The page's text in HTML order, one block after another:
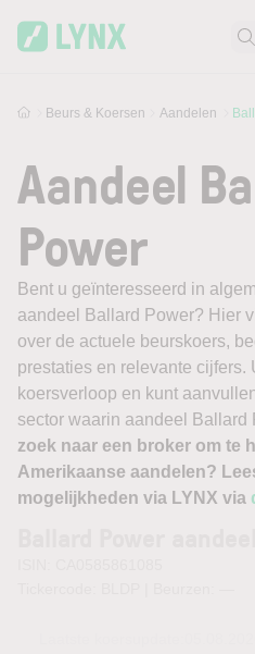
Beurs & Koersen Aandelen
Aandeel
Power
Bent u geïnteresseerd in
aandeel Ballard Power? Hier
over de actuele beurskoers,
prestaties en relevante cijfers.
koersverloop en kunt
sector waarin aandeel Ballard
zoek naar een broker om te
Amerikaanse aandelen?
mogelijkheden via LYNX via